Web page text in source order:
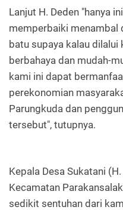
Lanjut H. Deden "hanya
memperbaiki menambal
batu supaya kalau
berbahaya dan mudah-
kami ini dapat
perekonomian
Parungkuda dan
tersebut", tutupnya.
Kepala Desa Sukatani
Kecamatan
sedikit sentuhan dari